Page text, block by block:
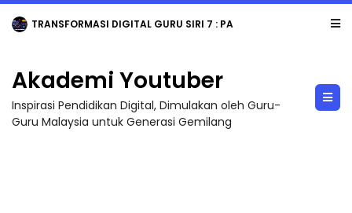
TRANSFORMASI DIGITAL GURU SIRI 7 : PAHLAWAN DIGITAL PENYELAMAT DUNIA
Akademi Youtuber
Inspirasi Pendidikan Digital, Dimulakan oleh Guru-
Guru Malaysia untuk Generasi Gemilang